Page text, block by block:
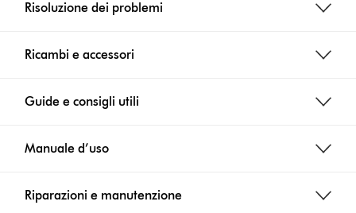
Risoluzione dei problemi
Ricambi e accessori
Guide e consigli utili
Manuale d’uso
Riparazioni e manutenzione